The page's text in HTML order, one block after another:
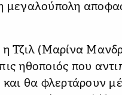
μεγαλούπολη
η Τζιλ (Μαρίνα
ηθοποιός που
θα φλερτάρουν